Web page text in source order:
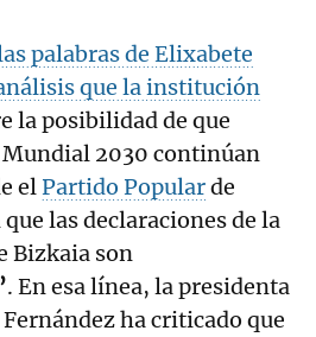
palabras de Elixabete
que la institución
la posibilidad de que
Mundial 2030 continúan
elPartido Popularde
las declaraciones de la
Bizkaia son
. En esa línea, la presidenta
ha criticado que